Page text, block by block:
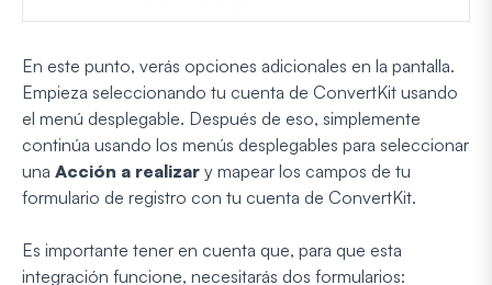
En este punto, verás opciones adicionales en la pantalla.
Empieza seleccionando tu cuenta de ConvertKit usando
el menú desplegable. Después de eso, simplemente
continúa usando los menús desplegables para seleccionar
una Acción a realizar y mapear los campos de tu
formulario de registro con tu cuenta de ConvertKit.
Es importante tener en cuenta que, para que esta
integración funcione, necesitarás dos formularios: